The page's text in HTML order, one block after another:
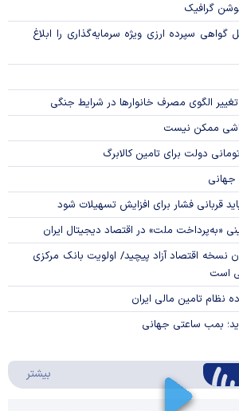
گرافیک
گواهی سپرده ارزی ویژه سرمایه‌گذاری را ابلاغ
الگوی مصرف خانوار‌ها در شرایط جنگی
ممکن نیست
قربانی فشار برای افزایش تسهیلات شود
نسخه اقتصاد آزاد پیچید/ اولویت بانک مرکزی
است
نظام تامین مالی ایران
بمب ساعتی جهانی
بیشتر